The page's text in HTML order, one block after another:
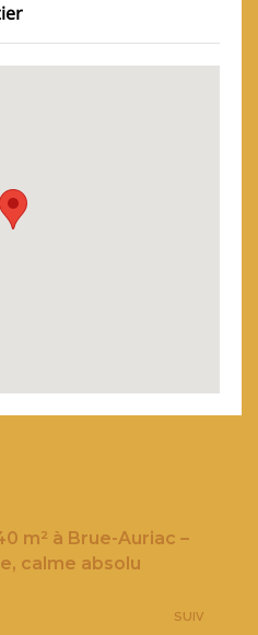
m² à Brue-Auriac –
calme absolu
SUIV